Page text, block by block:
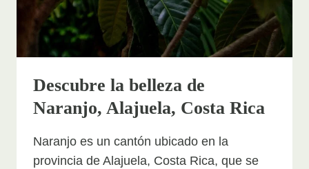
Descubre la belleza de
Naranjo, Alajuela, Costa Rica
Naranjo es un cantón ubicado en la
provincia de Alajuela, Costa Rica, que se